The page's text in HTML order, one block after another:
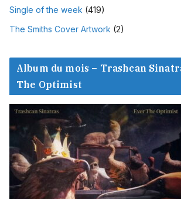
Single of the week (419)
The Smiths Cover Artwork (2)
Album du mois – Trashcan
The Optimist